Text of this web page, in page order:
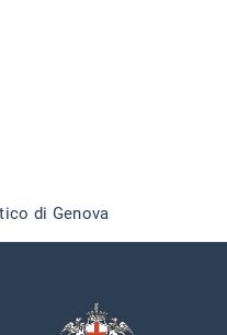
di Genova